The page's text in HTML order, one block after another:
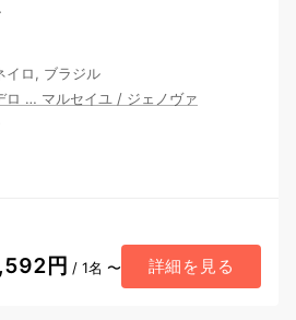
イロ, ブラジル
ロ … マルセイユ / ジェノヴァ
円 / 1名 〜 詳細を見る